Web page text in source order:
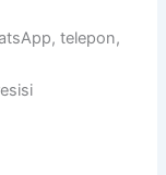
telepon,